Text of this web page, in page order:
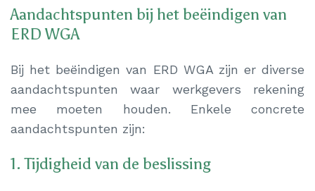
Aandachtspunten bij het beëindigen van
ERD WGA
Bij het beëindigen van ERD WGA zijn er diverse
aandachtspunten waar werkgevers rekening
mee moeten houden. Enkele concrete
aandachtspunten zijn:
1. Tijdigheid van de beslissing